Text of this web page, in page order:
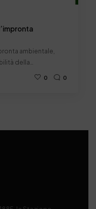
ambientale,
della…
0 0